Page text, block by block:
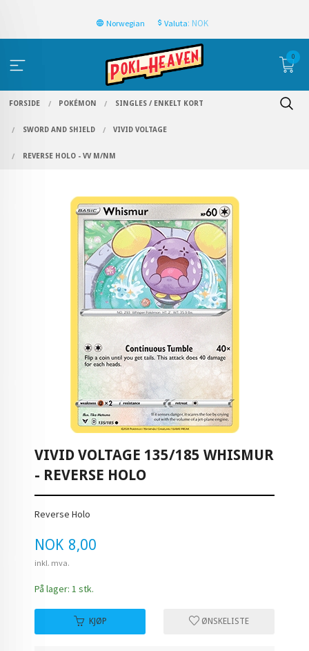
Norwegian Valuta: NOK
0
FORSIDE POKÉMON SINGLES / ENKELT KORT
SWORD AND SHIELD VIVID VOLTAGE
REVERSE HOLO - VV M/NM
VIVID VOLTAGE 135/185 WHISMUR
- REVERSE HOLO
Reverse Holo
Pris
NOK 8,00
inkl. mva.
På lager: 1 stk.
KJØP ØNSKELISTE